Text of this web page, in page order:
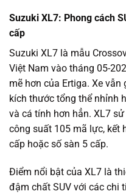
Suzuki XL7: Phong cách
cấp
Suzuki XL7 là mẫu
Việt Nam vào tháng 05-
mẽ hơn của Ertiga. Xe
kích thước tổng thể nhỉnh
và cá tính hơn hẳn. XL7
công suất 105 mã lực, kết
cấp hoặc số sàn 5 cấp.
Điểm nổi bật của XL7 là
đậm chất SUV với các chi